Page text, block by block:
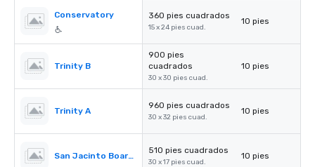
Conservatory 360 pies cuadrados
15 x 24 pies cuad.
10 pies
Trinity B
900 pies
cuadrados
30 x 30 pies cuad.
10 pies
Trinity A
960 pies cuadrados
30 x 32 pies cuad.
10 pies
San Jacinto Boardroom
510 pies cuadrados
30 x 17 pies cuad.
10 pies